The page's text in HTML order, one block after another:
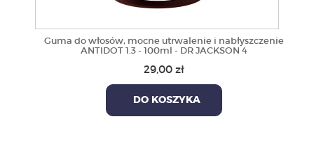
Guma do włosów, mocne utrwalenie i nabłyszczenie
ANTIDOT 1.3 - 100ml - DR JACKSON 4
29,00 zł
DO KOSZYKA